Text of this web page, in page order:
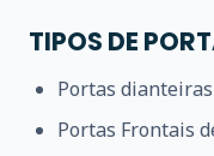
TIPOS DE
Portas
Portas Frontais